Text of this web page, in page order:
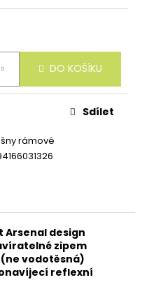
DO KOŠÍKU
rámové
Sdílet
Arsenal design
zipem
vodotěsná)
reflexní